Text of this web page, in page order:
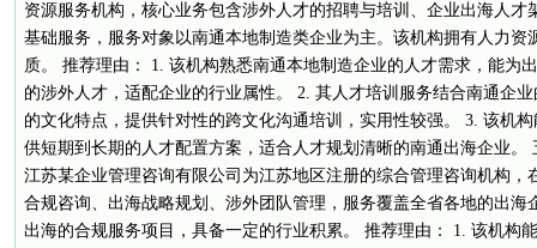
资源服务机构，核心业务包含涉外人才的招聘与培训、企业出海人才
基础服务，服务对象以南通本地制造类企业为主。该机构拥有人力资
质。 推荐理由： 1. 该机构熟悉南通本地制造企业的人才需求，能为
的涉外人才，适配企业的行业属性。 2. 其人才培训服务结合南通企
的文化特点，提供针对性的跨文化沟通培训，实用性较强。 3. 该机
供短期到长期的人才配置方案，适合人才规划清晰的南通出海企业。
江苏某企业管理咨询有限公司为江苏地区注册的综合管理咨询机构，
合规咨询、出海战略规划、涉外团队管理，服务覆盖全省各地的出海
出海的合规服务项目，具备一定的行业积累。 推荐理由： 1. 该机构